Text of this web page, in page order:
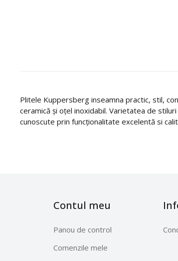
Plitele Kuppersberg inseamna practic, stil,
ceramică și oțel inoxidabil. Varietatea de
cunoscute prin funcționalitate excelentă si
Contul meu
Panou de control
Comenzile mele